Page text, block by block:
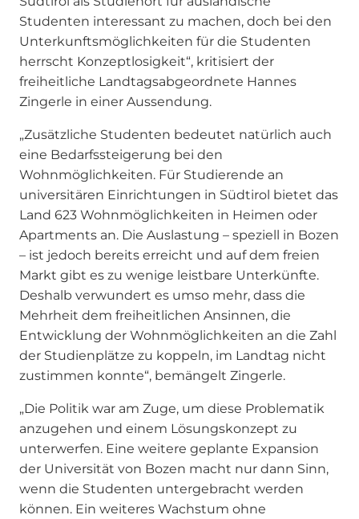
Studenten interessant zu machen, doch bei den
Unterkunftsmöglichkeiten für die Studenten
herrscht Konzeptlosigkeit“, kritisiert der
freiheitliche Landtagsabgeordnete Hannes
Zingerle in einer Aussendung.
„Zusätzliche Studenten bedeutet natürlich auch
eine Bedarfssteigerung bei den
Wohnmöglichkeiten. Für Studierende an
universitären Einrichtungen in Südtirol bietet das
Land 623 Wohnmöglichkeiten in Heimen oder
Apartments an. Die Auslastung – speziell in Bozen
– ist jedoch bereits erreicht und auf dem freien
Markt gibt es zu wenige leistbare Unterkünfte.
Deshalb verwundert es umso mehr, dass die
Mehrheit dem freiheitlichen Ansinnen, die
Entwicklung der Wohnmöglichkeiten an die Zahl
der Studienplätze zu koppeln, im Landtag nicht
zustimmen konnte“, bemängelt Zingerle.
„Die Politik war am Zuge, um diese Problematik
anzugehen und einem Lösungskonzept zu
unterwerfen. Eine weitere geplante Expansion
der Universität von Bozen macht nur dann Sinn,
wenn die Studenten untergebracht werden
können. Ein weiteres Wachstum ohne